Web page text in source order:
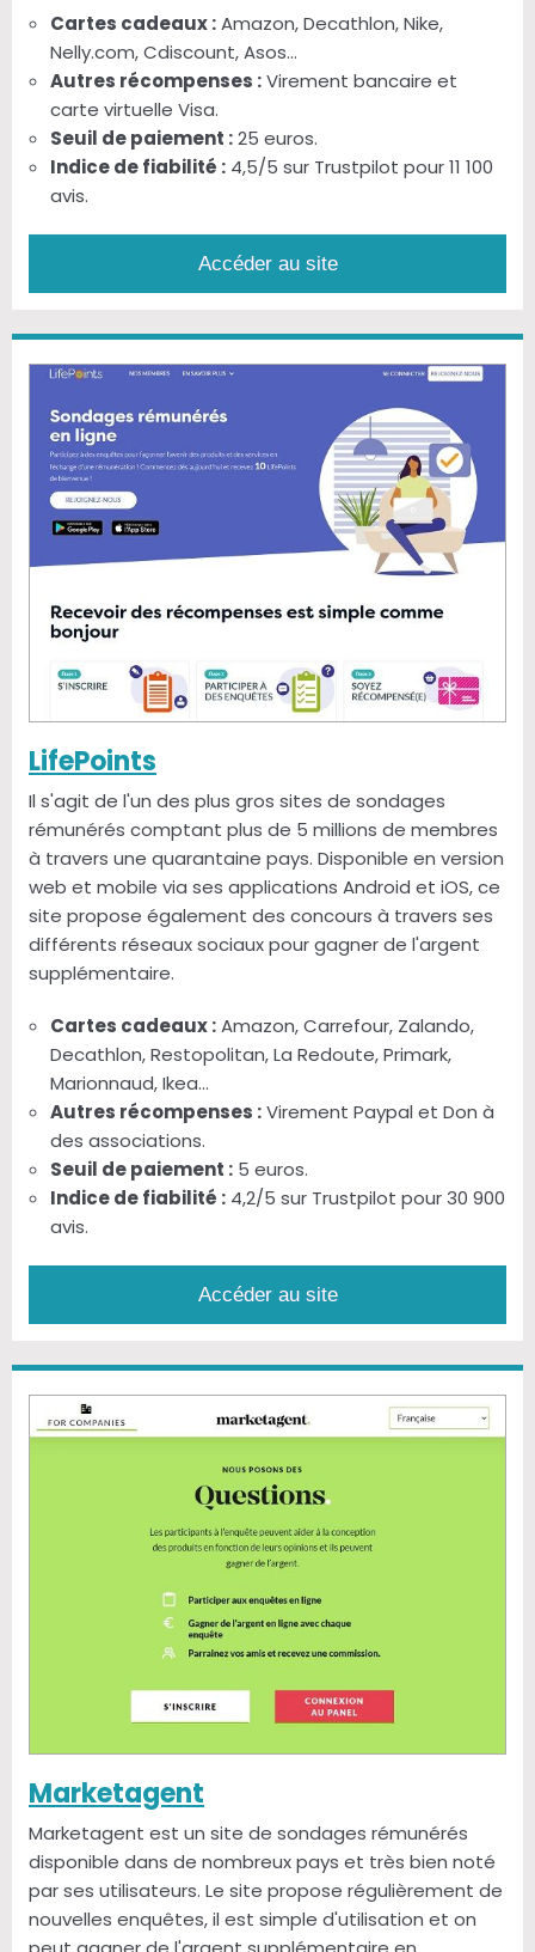
Cartes cadeaux :Amazon, Decathlon, Nike,
Nelly.com, Cdiscount, Asos...
Autres récompenses :Virement bancaire et
carte virtuelle Visa.
Seuil de paiement :25 euros.
Indice de fiabilité : 4,5/5 sur Trustpilot pour 11 100
avis.
Accéder au site
LifePoints
Il s'agit de l'un des plus gros sites de sondages
rémunérés comptant plus de 5 millions de membres
à travers une quarantaine pays. Disponible en version
web et mobile via ses applications Android et iOS, ce
site propose également des concours à travers ses
différents réseaux sociaux pour gagner de l'argent
supplémentaire.
Cartes cadeaux :Amazon, Carrefour, Zalando,
Decathlon, Restopolitan, La Redoute, Primark,
Marionnaud, Ikea...
Autres récompenses :Virement Paypal et Don à
des associations.
Seuil de paiement : 5 euros.
Indice de fiabilité : 4,2/5 sur Trustpilot pour 30 900
avis.
Accéder au site
Marketagent
Marketagent est un site de sondages rémunérés
disponible dans de nombreux pays et très bien noté
par ses utilisateurs. Le site propose régulièrement de
nouvelles enquêtes, il est simple d'utilisation et on